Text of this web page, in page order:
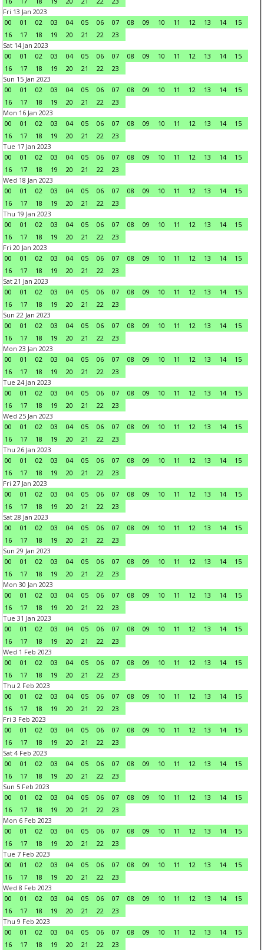
Fri 13 Jan 2023
00
01 02 03 04 05 06 07 08 09 10 11 12 13 14
15
16
17 18 19 20 21 22
23
Sat 14 Jan 2023
00
01 02 03 04 05 06 07 08 09 10 11 12 13 14
15
16
17 18 19 20 21 22
23
Sun 15 Jan 2023
00
01 02 03 04 05 06 07 08 09 10 11 12 13 14
15
16
17 18 19 20 21 22
23
Mon 16 Jan 2023
00
01 02 03 04 05 06 07 08 09 10 11 12 13 14
15
16
17 18 19 20 21 22
23
Tue 17 Jan 2023
00
01 02 03 04 05 06 07 08 09 10 11 12 13 14
15
16
17 18 19 20 21 22
23
Wed 18 Jan 2023
00
01 02 03 04 05 06 07 08 09 10 11 12 13 14
15
16
17 18 19 20 21 22
23
Thu 19 Jan 2023
00
01 02 03 04 05 06 07 08 09 10 11 12 13 14
15
16
17 18 19 20 21 22
23
Fri 20 Jan 2023
00
01 02 03 04 05 06 07 08 09 10 11 12 13 14
15
16
17 18 19 20 21 22
23
Sat 21 Jan 2023
00
01 02 03 04 05 06 07 08 09 10 11 12 13 14
15
16
17 18 19 20 21 22
23
Sun 22 Jan 2023
00
01 02 03 04 05 06 07 08 09 10 11 12 13 14
15
16
17 18 19 20 21 22
23
Mon 23 Jan 2023
00
01 02 03 04 05 06 07 08 09 10 11 12 13 14
15
16
17 18 19 20 21 22
23
Tue 24 Jan 2023
00
01 02 03 04 05 06 07 08 09 10 11 12 13 14
15
16
17 18 19 20 21 22
23
Wed 25 Jan 2023
00
01 02 03 04 05 06 07 08 09 10 11 12 13 14
15
16
17 18 19 20 21 22
23
Thu 26 Jan 2023
00
01 02 03 04 05 06 07 08 09 10 11 12 13 14
15
16
17 18 19 20 21 22
23
Fri 27 Jan 2023
00
01 02 03 04 05 06 07 08 09 10 11 12 13 14
15
16
17 18 19 20 21 22
23
Sat 28 Jan 2023
00
01 02 03 04 05 06 07 08 09 10 11 12 13 14
15
16
17 18 19 20 21 22
23
Sun 29 Jan 2023
00
01 02 03 04 05 06 07 08 09 10 11 12 13 14
15
16
17 18 19 20 21 22
23
Mon 30 Jan 2023
00
01 02 03 04 05 06 07 08 09 10 11 12 13 14
15
16
17 18 19 20 21 22
23
Tue 31 Jan 2023
00
01 02 03 04 05 06 07 08 09 10 11 12 13 14
15
16
17 18 19 20 21 22
23
Wed 1 Feb 2023
00
01 02 03 04 05 06 07 08 09 10 11 12 13 14
15
16
17 18 19 20 21 22
23
Thu 2 Feb 2023
00
01 02 03 04 05 06 07 08 09 10 11 12 13 14
15
16
17 18 19 20 21 22
23
Fri 3 Feb 2023
00
01 02 03 04 05 06 07 08 09 10 11 12 13 14
15
16
17 18 19 20 21 22
23
Sat 4 Feb 2023
00
01 02 03 04 05 06 07 08 09 10 11 12 13 14
15
16
17 18 19 20 21 22
23
Sun 5 Feb 2023
00
01 02 03 04 05 06 07 08 09 10 11 12 13 14
15
16
17 18 19 20 21 22
23
Mon 6 Feb 2023
00
01 02 03 04 05 06 07 08 09 10 11 12 13 14
15
16
17 18 19 20 21 22
23
Tue 7 Feb 2023
00
01 02 03 04 05 06 07 08 09 10 11 12 13 14
15
16
17 18 19 20 21 22
23
Wed 8 Feb 2023
00
01 02 03 04 05 06 07 08 09 10 11 12 13 14
15
16
17 18 19 20 21 22
23
Thu 9 Feb 2023
00
01 02 03 04 05 06 07 08 09 10 11 12 13 14
15
16
17 18 19 20 21 22
23